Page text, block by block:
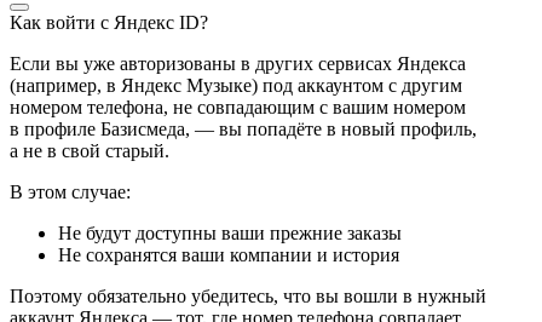
Как войти с Яндекс ID?
Если вы уже авторизованы в других сервисах Яндекса
(например, в Яндекс Музыке) под аккаунтом с другим
номером телефона, не совпадающим с вашим номером
в профиле Базисмеда, — вы попадёте в новый профиль,
а не в свой старый.
В этом случае:
Не будут доступны ваши прежние заказы
Не сохранятся ваши компании и история
Поэтому обязательно убедитесь, что вы вошли в нужный